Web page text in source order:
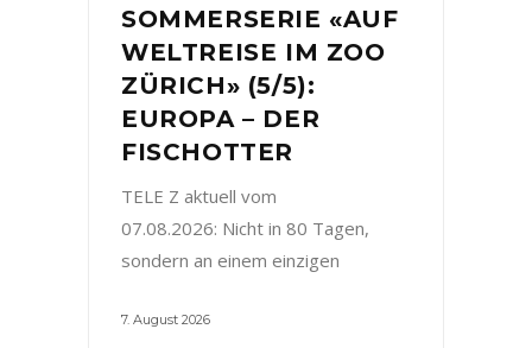
SOMMERSERIE «AUF
WELTREISE IM ZOO
ZÜRICH» (5/5):
EUROPA – DER
FISCHOTTER
TELE Z aktuell vom
07.08.2026: Nicht in 80 Tagen,
sondern an einem einzigen
7. August 2026